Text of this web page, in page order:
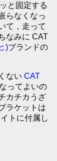
と固定する
らなくなっ
て，走って
なみに CAT
)ブランドの
ない CAT
ってよいの
カチカうざ
ラケットは
トに付属し